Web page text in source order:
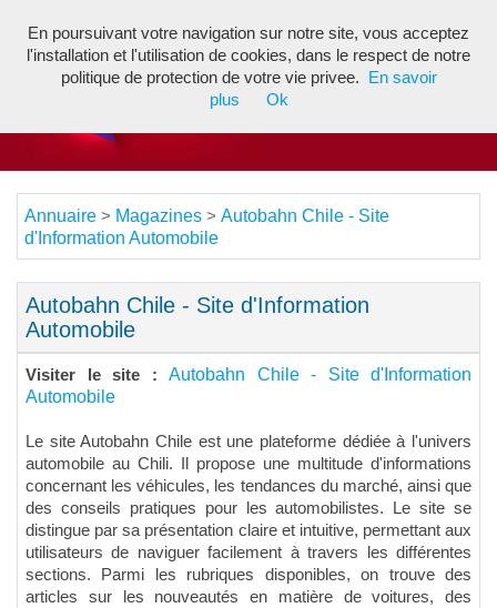
Annuaire > Magazines > Autobahn Chile - Site
d'Information Automobile
Autobahn Chile - Site d'Information
Automobile
Visiter le site : Autobahn Chile - Site d'Information
Automobile
Le site Autobahn Chile est une plateforme dédiée à l'univers
automobile au Chili. Il propose une multitude d'informations
concernant les véhicules, les tendances du marché, ainsi que
des conseils pratiques pour les automobilistes. Le site se
distingue par sa présentation claire et intuitive, permettant aux
utilisateurs de naviguer facilement à travers les différentes
sections. Parmi les rubriques disponibles, on trouve des
articles sur les nouveautés en matière de voitures, des
En poursuivant votre navigation sur notre site, vous acceptez
l'installation et l'utilisation de cookies, dans le respect de notre
politique de protection de votre vie privee.
En savoir
plus
Ok